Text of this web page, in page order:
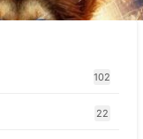
102
22